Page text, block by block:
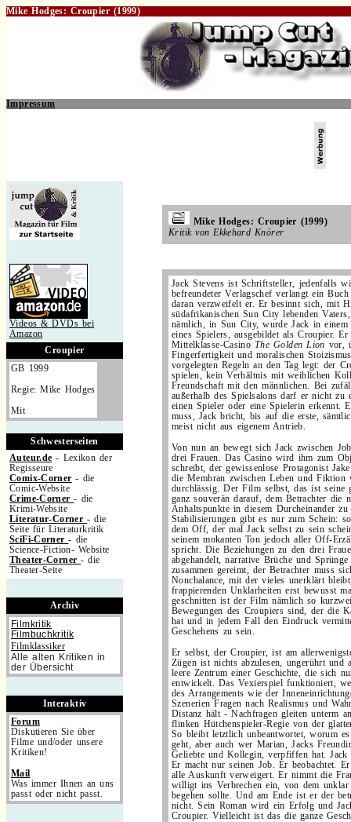
Mike Hodges: Croupier (1999)
Impressum
Videos & DVDs bei
Amazon
Croupier
GB 1999
Regie: Mike Hodges
Mit
Schwesterseiten
Auteur.de - Lexikon der
Regisseure
Comix-Corner - die
Comic-Website
Crime-Corner- die
Krimi-Website
Literatur-Corner - die
Seite für Literaturkritik
SciFi-Corner- die
Science-Fiction- Website
Theater-Corner- die
Theater-Seite
.
Archiv
Filmkritik
Filmbuchkritik
Filmklassiker
Alle alten Kritiken in
der Übersicht
.
Interaktiv
Forum
Diskutieren Sie über
Filme und/oder unsere
Kritiken!
Mail
Was immer Ihnen an uns
passt oder nicht passt.
Mike Hodges: Croupier (1999)
Kritik von Ekkehard Knörer
Jack Stevens ist Schriftsteller, jedenfalls
befreundeter Verlagschef verlangt ein
daran verzweifelt er. Er besinnt sich, mit
südafrikanischen Sun City lebenden
nämlich, in Sun City, wurde Jack in einem
eines Spielers, ausgebildet als Croupier.
Mittelklasse-CasinoThe Golden Lion vor,
Fingerfertigkeit und moralischen
vorgelegten Regeln an den Tag legt: der
spielen, kein Verhältnis mit weiblichen
Freundschaft mit den männlichen. Bei
außerhalb des Spielsalons darf er nicht zu
einen Spieler oder eine Spielerin erkennt.
muss, Jack bricht, bis auf die erste,
meist nicht aus eigenem Antrieb.
Von nun an bewegt sich Jack zwischen
drei Frauen. Das Casino wird ihm zum
schreibt, der gewissenlose Protagonist
die Membran zwischen Leben und
durchlässig. Der Film selbst, das ist seine
ganz souverän darauf, dem Betrachter die
Anhaltspunkte in diesem Durcheinander zu
Stabilisierungen gibt es nur zum Schein:
dem Off, der mal Jack selbst zu sein
seinem mokanten Ton jedoch aller Off-
spricht. Die Beziehungen zu den drei
abgehandelt, narrative Brüche und
zusammen gereimt, der Betrachter muss
Nonchalance, mit der vieles unerklärt
frappierenden Unklarheiten erst bewusst
geschnitten ist der Film nämlich so
Bewegungen des Croupiers sind, der die
hat und in jedem Fall den Eindruck
Geschehens zu sein.
Er selbst, der Croupier, ist am
Zügen ist nichts abzulesen, ungerührt und
leere Zentrum einer Geschichte, die sich
entwickelt. Das Vexierspiel funktioniert,
des Arrangements wie der
Szenerien Fragen nach Realismus und
Distanz hält - Nachfragen gleiten unterm
flinken Hütchenspieler-Regie von der
So bleibt letztlich unbeantwortet, worum
geht, aber auch wer Marian, Jacks
Geliebte und Kollegin, verpfiffen hat. Jack
Er macht nur seinen Job. Er beobachtet.
alle Auskunft verweigert. Er nimmt die
willigt ins Verbrechen ein, von dem
begehen sollte. Und am Ende ist er der
nicht. Sein Roman wird ein Erfolg und
Croupier. Vielleicht ist das die ganze